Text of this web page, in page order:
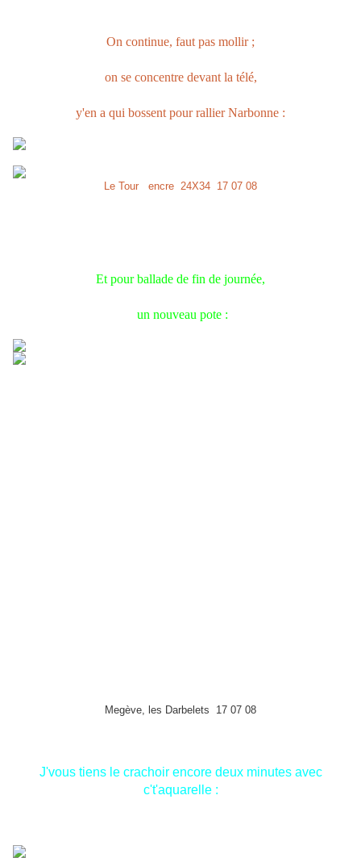
On continue, faut pas mollir ;
on se concentre devant la télé,
y'en a qui bossent pour rallier Narbonne :
Le Tour encre 24X34 17 07 08
Et pour ballade de fin de journée,
un nouveau pote :
Megève, les Darbelets 17 07 08
J'vous tiens le crachoir encore deux minutes avec
c't'aquarelle :